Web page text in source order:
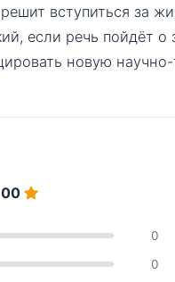
вступиться за
если речь пойдёт
новую
0
0